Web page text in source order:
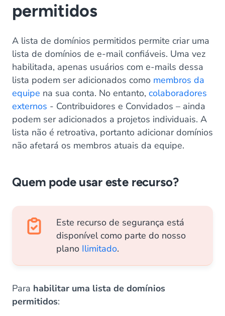
permitidos
A lista de domínios permitidos permite criar uma
lista de domínios de e-mail confiáveis. Uma vez
habilitada, apenas usuários com e-mails dessa
lista podem ser adicionados como membros da
equipe na sua conta. No entanto, colaboradores
externos - Contribuidores e Convidados – ainda
podem ser adicionados a projetos individuais. A
lista não é retroativa, portanto adicionar domínios
não afetará os membros atuais da equipe.
Quem pode usar este recurso?
Este recurso de segurança está
disponível como parte do nosso
plano Ilimitado.
Para habilitar uma lista de domínios
permitidos: